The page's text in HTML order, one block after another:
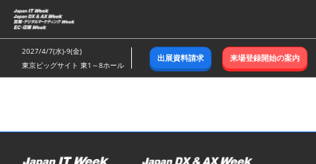
ス
キ
ッ
し
む
2027/4/7(水)-9(金)
東京ビッグサイト 東1～8ホール
出展資料請求 来場登録開始の案内